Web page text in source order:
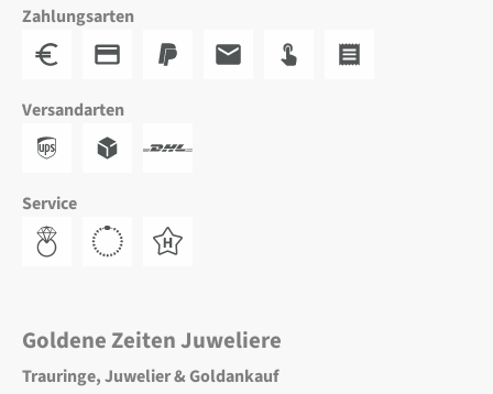
Zahlungsarten
Versandarten
Service
Goldene Zeiten Juweliere
Trauringe, Juwelier & Goldankauf